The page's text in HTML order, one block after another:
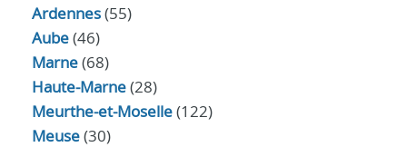
Ardennes(55)
Aube(46)
Marne(68)
Haute-Marne(28)
Meurthe-et-Moselle(122)
Meuse(30)